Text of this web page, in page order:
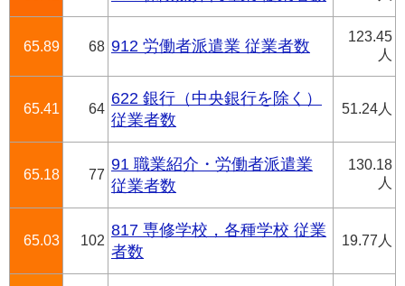
65.89 68 912 労働者派遣業 従業者数
123.45
人
65.41 64
622 銀行（中央銀行を除く）
従業者数
51.24人
65.18 77
91 職業紹介・労働者派遣業
従業者数
130.18
人
65.03 102
817 専修学校，各種学校 従業
者数
19.77人